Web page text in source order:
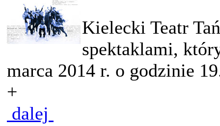
Kielecki Teatr
spektaklami,
marca 2014 r. o godzinie
+
dalej